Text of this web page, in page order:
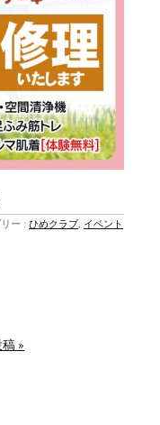
ー : ひめクラブ, イベント
»